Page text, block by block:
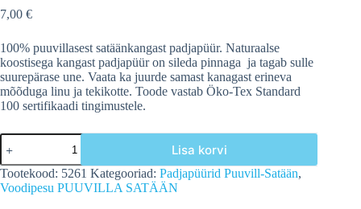
7,00 €
100% puuvillasest satäänkangast padjapüür. Naturaalse
koostisega kangast padjapüür on sileda pinnaga ja tagab sulle
suurepärase une. Vaata ka juurde samast kanagast erineva
mõõduga linu ja tekikotte. Toode vastab Öko-Tex Standard
100 sertifikaadi tingimustele.
Padjapüür
50x60
cm,
puuvill-
satään,
Lisa korvi
Tootekood: 5261 Kategooriad: Padjapüürid Puuvill-Satään,
Voodipesu PUUVILLA SATÄÄN